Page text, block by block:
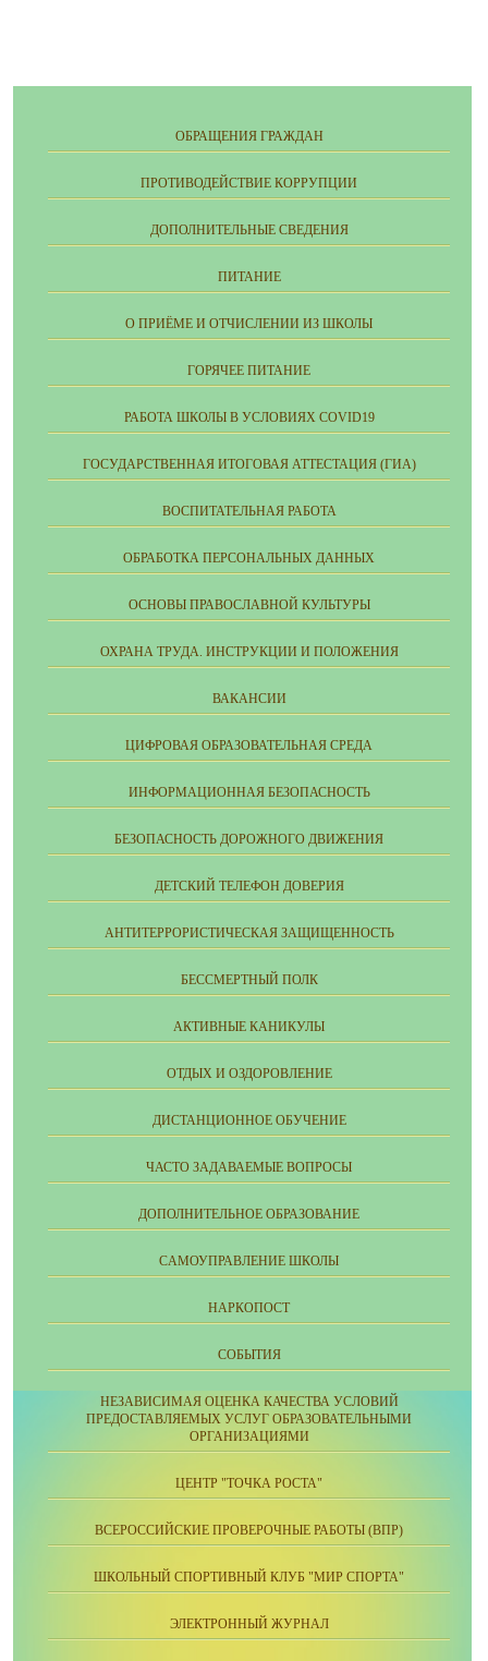
ОБРАЩЕНИЯ ГРАЖДАН
ПРОТИВОДЕЙСТВИЕ КОРРУПЦИИ
ДОПОЛНИТЕЛЬНЫЕ СВЕДЕНИЯ
ПИТАНИЕ
О ПРИЁМЕ И ОТЧИСЛЕНИИ ИЗ ШКОЛЫ
ГОРЯЧЕЕ ПИТАНИЕ
РАБОТА ШКОЛЫ В УСЛОВИЯХ COVID19
ГОСУДАРСТВЕННАЯ ИТОГОВАЯ АТТЕСТАЦИЯ (ГИА)
ВОСПИТАТЕЛЬНАЯ РАБОТА
ОБРАБОТКА ПЕРСОНАЛЬНЫХ ДАННЫХ
ОСНОВЫ ПРАВОСЛАВНОЙ КУЛЬТУРЫ
ОХРАНА ТРУДА. ИНСТРУКЦИИ И ПОЛОЖЕНИЯ
ВАКАНСИИ
ЦИФРОВАЯ ОБРАЗОВАТЕЛЬНАЯ СРЕДА
ИНФОРМАЦИОННАЯ БЕЗОПАСНОСТЬ
БЕЗОПАСНОСТЬ ДОРОЖНОГО ДВИЖЕНИЯ
ДЕТСКИЙ ТЕЛЕФОН ДОВЕРИЯ
АНТИТЕРРОРИСТИЧЕСКАЯ ЗАЩИЩЕННОСТЬ
БЕССМЕРТНЫЙ ПОЛК
АКТИВНЫЕ КАНИКУЛЫ
ОТДЫХ И ОЗДОРОВЛЕНИЕ
ДИСТАНЦИОННОЕ ОБУЧЕНИЕ
ЧАСТО ЗАДАВАЕМЫЕ ВОПРОСЫ
ДОПОЛНИТЕЛЬНОЕ ОБРАЗОВАНИЕ
CАМОУПРАВЛЕНИЕ ШКОЛЫ
НАРКОПОСТ
СОБЫТИЯ
НЕЗАВИСИМАЯ ОЦЕНКА КАЧЕСТВА УСЛОВИЙ
ПРЕДОСТАВЛЯЕМЫХ УСЛУГ ОБРАЗОВАТЕЛЬНЫМИ
ОРГАНИЗАЦИЯМИ
ЦЕНТР "ТОЧКА РОСТА"
ВСЕРОССИЙСКИЕ ПРОВЕРОЧНЫЕ РАБОТЫ (ВПР)
ШКОЛЬНЫЙ СПОРТИВНЫЙ КЛУБ "МИР СПОРТА"
ЭЛЕКТРОННЫЙ ЖУРНАЛ